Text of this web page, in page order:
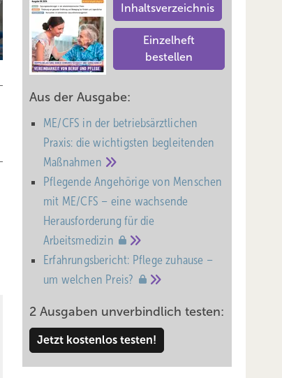
Inhaltsverzeichnis
Einzelheft
bestellen
Aus der Ausgabe:
ME/CFS in der betriebsärztlichen
Praxis: die wichtigsten begleitenden
Maßnahmen
Pflegende Angehörige von Menschen
mit ME/CFS – eine wachsende
Heraus­forderung für die
Arbeitsmedizin
Erfahrungsbericht: Pflege zuhause –
um welchen Preis?
2 Ausgaben unverbindlich testen:
Jetzt kostenlos testen!